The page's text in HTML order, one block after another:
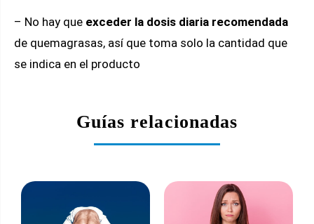
– No hay que exceder la dosis diaria recomendada
de quemagrasas, así que toma solo la cantidad que
se indica en el producto
Guías relacionadas